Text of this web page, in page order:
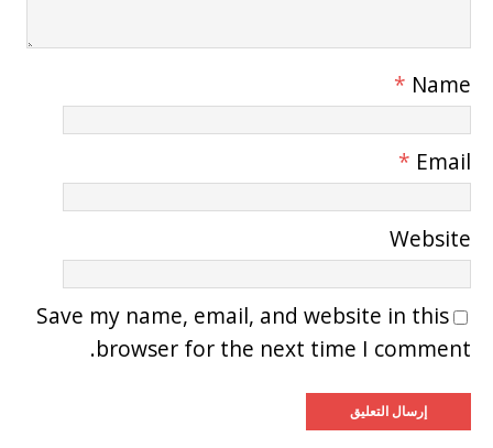
Name
*
Email
*
Website
Save my name, email, and website in this
browser for the next time I comment.